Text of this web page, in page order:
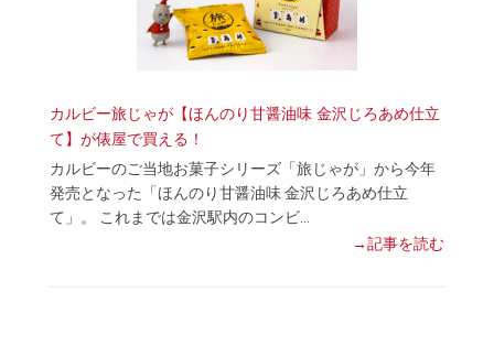
カルビー旅じゃが【ほんのり甘醤油味 金沢じろあめ仕立
て】が俵屋で買える！
カルビーのご当地お菓子シリーズ「旅じゃが」から今年
発売となった「ほんのり甘醤油味 金沢じろあめ仕立
て」。 これまでは金沢駅内のコンビ…
→記事を読む